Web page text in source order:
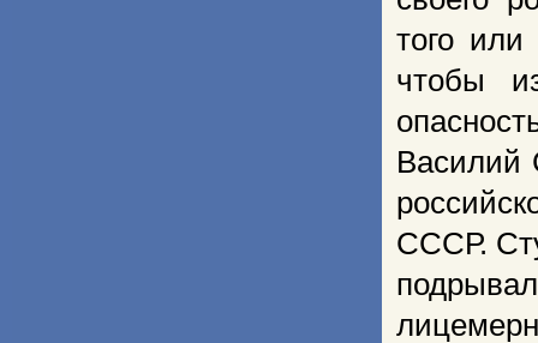
того
чтобы
Василий
СССР.